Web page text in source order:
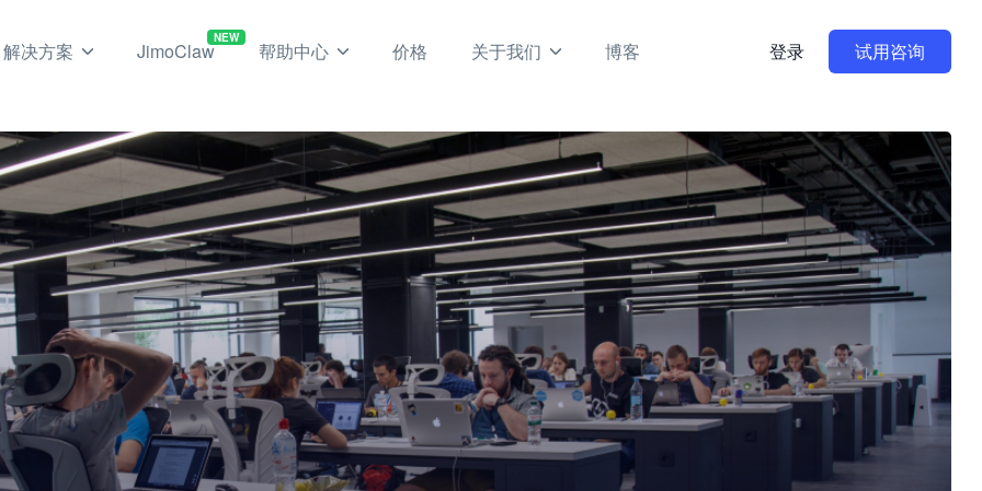
解决方案 JimoClaw
NEW
帮助中心 价格 关于我们 博客 登录 试用咨询